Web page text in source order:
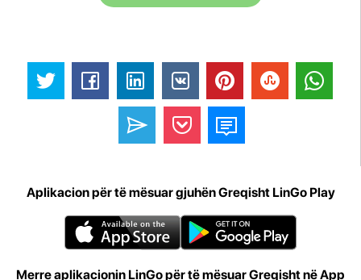
Aplikacion për të mësuar gjuhën Greqisht LinGo Play
Merre aplikacionin LinGo për të mësuar Greqisht në App